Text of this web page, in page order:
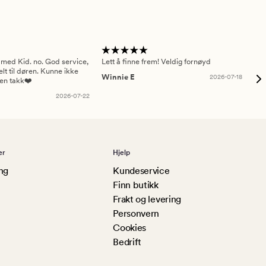
Kid. no. God service,
til døren. Kunne ikke
takk❤️
2026-07-22
Lett å finne frem! Veldig fornøyd
Winnie E
2026-07-18
Hjelp
Kundeservice
Finn butikk
Frakt og levering
Personvern
Cookies
Bedrift